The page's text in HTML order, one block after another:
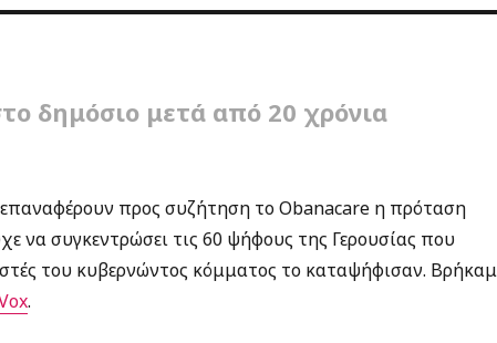
δημόσιο μετά από 20 χρόνια
επαναφέρουν προς συζήτηση το Obanacare η πρόταση
συγκεντρώσει τις 60 ψήφους της Γερουσίας που
του κυβερνώντος κόμματος το καταψήφισαν.
.